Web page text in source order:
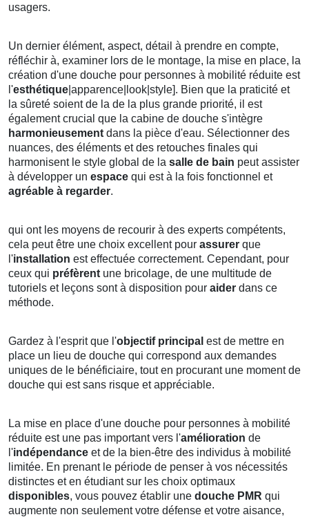
usagers.
Un dernier élément, aspect, détail à prendre en compte,
réfléchir à, examiner lors de le montage, la mise en place, la
création d'une douche pour personnes à mobilité réduite est
l'esthétique |apparence|look|style]. Bien que la praticité et
la sûreté soient de la de la plus grande priorité, il est
également crucial que la cabine de douche s'intègre
harmonieusement dans la pièce d'eau. Sélectionner des
nuances, des éléments et des retouches finales qui
harmonisent le style global de la salle de bain peut assister
à développer un espace qui est à la fois fonctionnel et
agréable à regarder.
qui ont les moyens de recourir à des experts compétents,
cela peut être une choix excellent pour assurer que
l'installation est effectuée correctement. Cependant, pour
ceux qui préfèrent une bricolage, de une multitude de
tutoriels et leçons sont à disposition pour aider dans ce
méthode.
Gardez à l'esprit que l'objectif principal est de mettre en
place un lieu de douche qui correspond aux demandes
uniques de le bénéficiaire, tout en procurant une moment de
douche qui est sans risque et appréciable.
La mise en place d'une douche pour personnes à mobilité
réduite est une pas important vers l'amélioration de
l'indépendance et de la bien-être des individus à mobilité
limitée. En prenant le période de penser à vos nécessités
distinctes et en étudiant sur les choix optimaux
disponibles, vous pouvez établir une douche PMR qui
augmente non seulement votre défense et votre aisance,